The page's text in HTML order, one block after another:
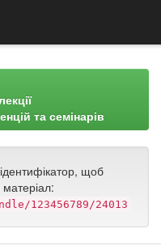
та семінарів
щоб
123456789/24013